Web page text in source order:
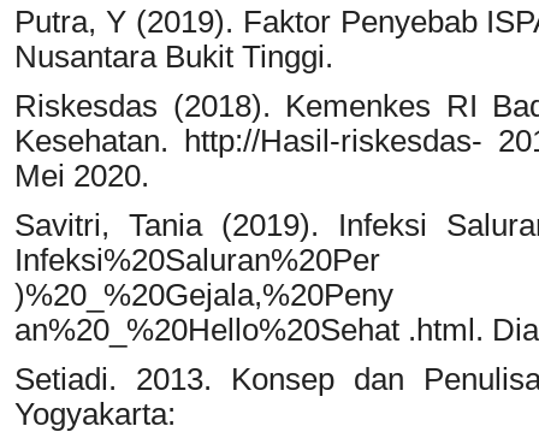
Putra, Y (2019). Faktor Penyebab
Nusantara Bukit Tinggi.
Riskesdas (2018). Kemenkes RI
Kesehatan. http://Hasil-riskesdas-
Mei 2020.
Savitri, Tania (2019). Infeksi
Infeksi%20Saluran%20Per
)%20_%20Gejala,%20Peny
an%20_%20Hello%20Sehat .html.
Setiadi. 2013. Konsep dan
Yogyakarta: